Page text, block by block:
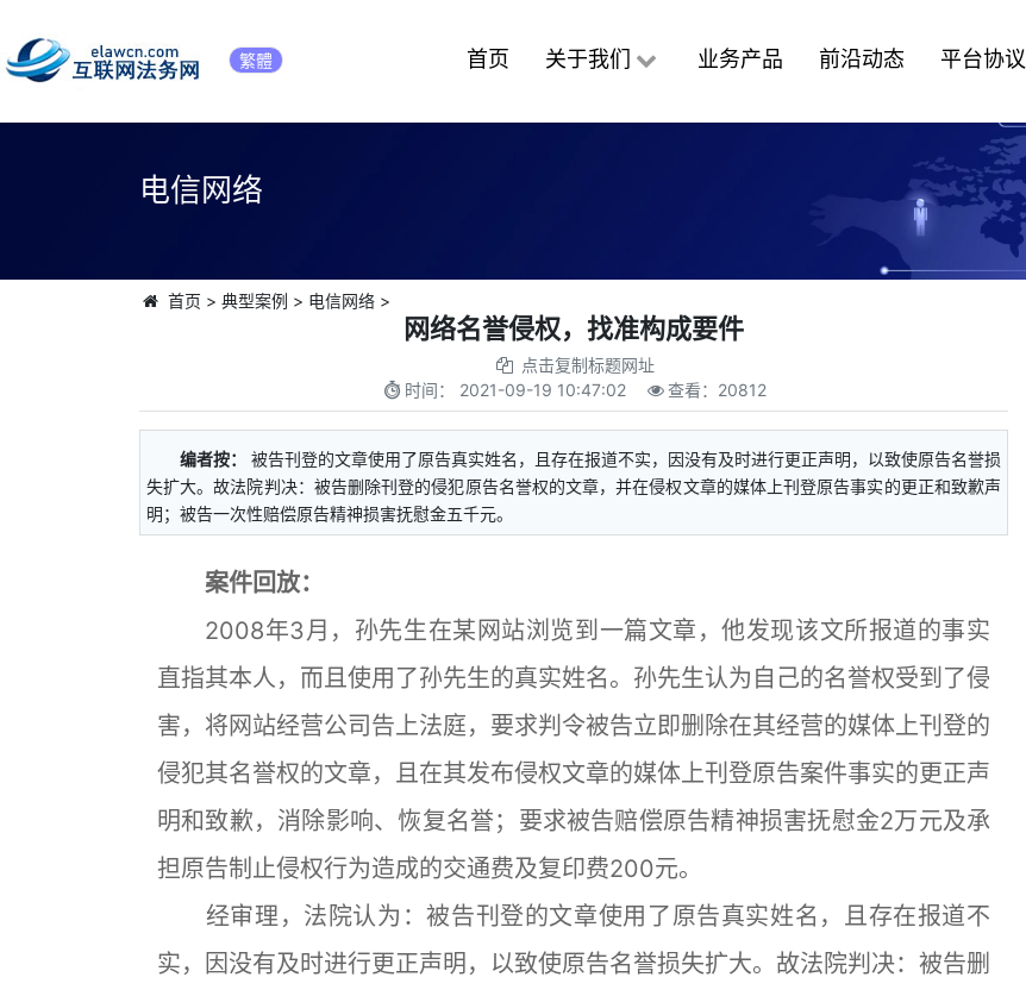
繁體 首页 关于我们 业务产品 前沿动态 平台协议
电信网络
首页 > 典型案例 > 电信网络>
网络名誉侵权，找准构成要件
点击复制标题网址
时间： 2021-09-19 10:47:02 查看： 20812
编者按：
被告刊登的文章使用了原告真实姓名，且存在报道不实，因没有及时进行更正声明，以致使原告名誉损
失扩大。故法院判决：被告删除刊登的侵犯原告名誉权的文章，并在侵权文章的媒体上刊登原告事实的更正和致歉声
明；被告一次性赔偿原告精神损害抚慰金五千元。
案件回放：
2008年3月，孙先生在某网站浏览到一篇文章，他发现该文所报道的事实
直指其本人，而且使用了孙先生的真实姓名。孙先生认为自己的名誉权受到了侵
害，将网站经营公司告上法庭，要求判令被告立即删除在其经营的媒体上刊登的
侵犯其名誉权的文章，且在其发布侵权文章的媒体上刊登原告案件事实的更正声
明和致歉，消除影响、恢复名誉；要求被告赔偿原告精神损害抚慰金2万元及承
担原告制止侵权行为造成的交通费及复印费200元。
经审理，法院认为：被告刊登的文章使用了原告真实姓名，且存在报道不
实，因没有及时进行更正声明，以致使原告名誉损失扩大。故法院判决：被告删